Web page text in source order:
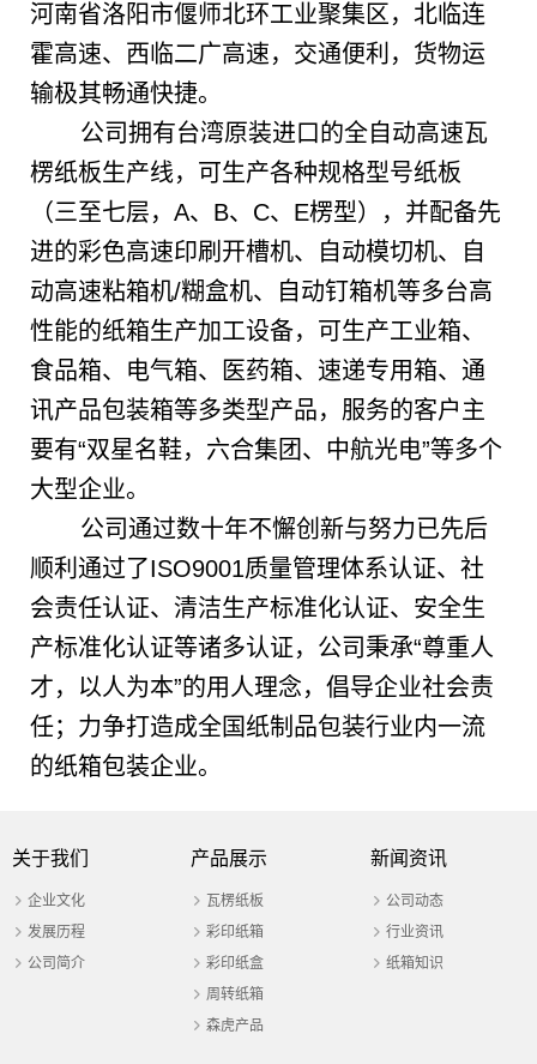
河南省洛阳市偃师北环工业聚集区，北临连
霍高速、西临二广高速，交通便利，货物运
输极其畅通快捷。
公司拥有台湾原装进口的全自动高速瓦
楞纸板生产线，可生产各种规格型号纸板
（三至七层，A、B、C、E楞型），并配备先
进的彩色高速印刷开槽机、自动模切机、自
动高速粘箱机/糊盒机、自动钉箱机等多台高
性能的纸箱生产加工设备，可生产工业箱、
食品箱、电气箱、医药箱、速递专用箱、通
讯产品包装箱等多类型产品，服务的客户主
要有“双星名鞋，六合集团、中航光电”等多个
大型企业。
公司通过数十年不懈创新与努力已先后
顺利通过了ISO9001质量管理体系认证、社
会责任认证、清洁生产标准化认证、安全生
产标准化认证等诸多认证，公司秉承“尊重人
才，以人为本”的用人理念，倡导企业社会责
任；力争打造成全国纸制品包装行业内一流
的纸箱包装企业。
关于我们
企业文化
发展历程
公司简介
产品展示
瓦楞纸板
彩印纸箱
彩印纸盒
周转纸箱
森虎产品
新闻资讯
公司动态
行业资讯
纸箱知识